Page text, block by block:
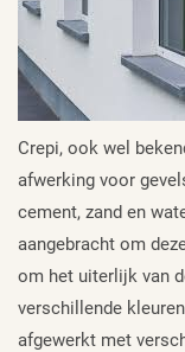
Crepi, ook wel
afwerking voor
cement, zand en
aangebracht om
om het uiterlijk van
verschillende
afgewerkt met